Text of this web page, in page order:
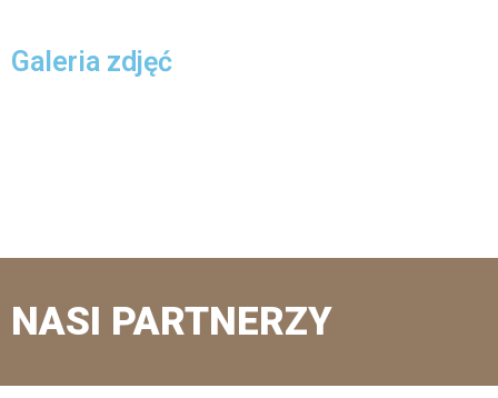
Galeria zdjęć
NASI PARTNERZY